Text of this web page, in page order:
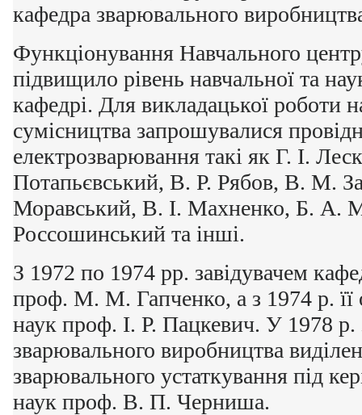
кафедра зварювального
Функціонування Навчального
підвищило рівень навчальної та
кафедрі. Для викладацької роботи
сумісництва запрошувалися
електрозварювання такі як Г. І.
Потапьєвський, В. Р. Рябов, В. М.
Моравський, В. І. Махненко, Б. А.
Россошинський та інші.
З 1972 по 1974 рр. завідувачем
проф. М. М. Гапченко, а з 1974 р. її
наук проф. І. Р. Пацкевич. У 1978 р.
зварювального виробництва
зварювального устаткування під
наук проф. В. П. Черниша.